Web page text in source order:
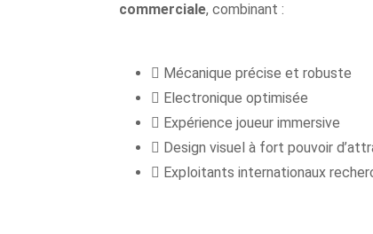
commerciale, combinant :
Mécanique précise et robuste
Electronique optimisée
Expérience joueur immersive
Design visuel à fort pouvoir
Exploitants internationaux